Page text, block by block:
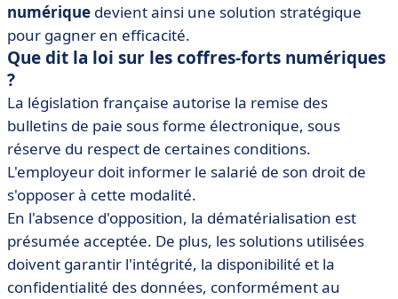
numérique devient ainsi une solution stratégique
pour gagner en efficacité.
Que dit la loi sur les coffres-forts numériques
?
La législation française autorise la remise des
bulletins de paie sous forme électronique, sous
réserve du respect de certaines conditions.
L'employeur doit informer le salarié de son droit de
s'opposer à cette modalité.
En l'absence d'opposition, la dématérialisation est
présumée acceptée. De plus, les solutions utilisées
doivent garantir l'intégrité, la disponibilité et la
confidentialité des données, conformément au